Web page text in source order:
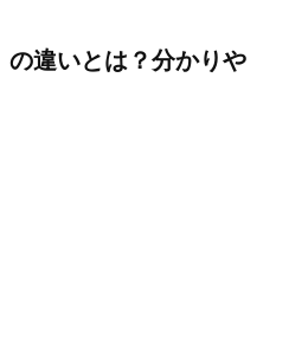
の違いとは？分かりや